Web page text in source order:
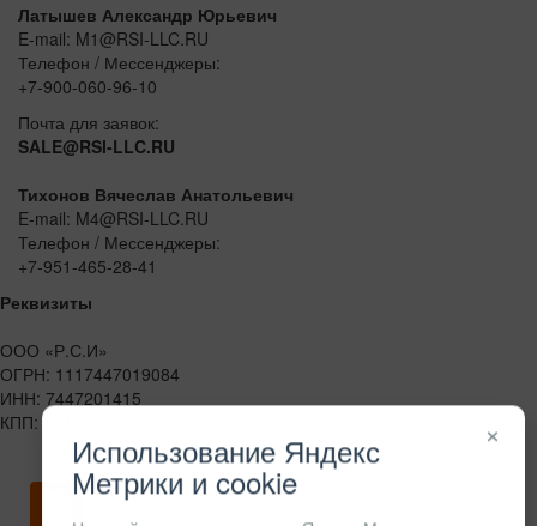
Латышев Александр Юрьевич
E-mail: M1@RSI-LLC.RU
Телефон / Мессенджеры:
+7-900-060-96-10
Почта для заявок:
SALE@RSI-LLC.RU
Тихонов Вячеслав Анатольевич
E-mail: M4@RSI-LLC.RU
Телефон / Мессенджеры:
+7-951-465-28-41
Реквизиты
ООО «Р.С.И»
ОГРН: 1117447019084
ИНН: 7447201415
КПП: 744701001
Скачать карточку предприятия
×
Использование Яндекс
Метрики и cookie